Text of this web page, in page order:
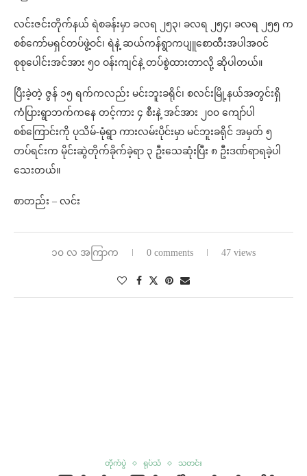
လင်းဇင်းတိုက်နယ် ရဲစခန်းမှာ ခလရ ၂၅၃၊ ခလရ ၂၅၄၊ ခလရ ၂၅၅ က
စစ်ကော်မရှင်တပ်ဖွဲ့ဝင်၊ ရဲနဲ့ ဆယ်ကန်ရွာကပျူစောထီးအပါအဝင်
စုစုပေါင်းအင်အား ၅၀ ဝန်းကျင်နဲ့ တပ်စွဲထားတာလို့ ဆိုပါတယ်။
ပြီးခဲ့တဲ့ ဇွန် ၁၅ ရက်ကလည်း မင်းဘူးခရိုင်၊ စလင်းမြို့နယ်အတွင်းရှိ
ကံပြားရွာဘက်ကနေ တင့်ကား ၄ စီးနဲ့ အင်အား ၂၀၀ ကျော်ပါ
စစ်ကြောင်းကို ပုသိမ်-မုံရွာ ကားလမ်းပိုင်းမှာ မင်ဘူးခရိုင် အမှတ် ၅
တပ်ရင်းက မိုင်းဆွဲတိုက်ခိုက်ခဲ့ရာ ၃ ဦးသေဆုံးပြီး ၈ ဦးဒဏ်ရာရခဲ့ပါ
သေးတယ်။
စာတည်း – လင်း
၁၀ လ အကြာက 0 comments 47 views
တိုက်ပွဲ ရုပ်သံ သတင်း